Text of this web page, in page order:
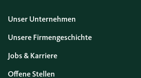
Unser Unternehmen
Unsere Firmengeschichte
Jobs & Karriere
Offene Stellen